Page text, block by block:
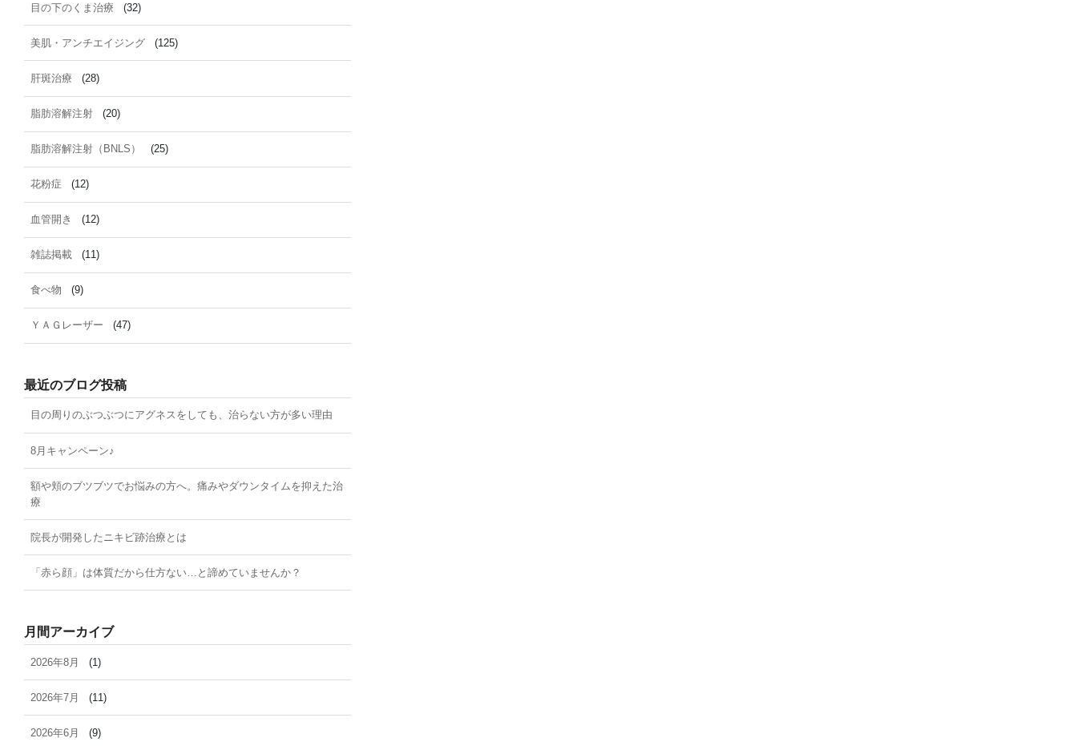
目の下のくま治療 (32)
美肌・アンチエイジング (125)
肝斑治療 (28)
脂肪溶解注射 (20)
脂肪溶解注射（BNLS） (25)
花粉症 (12)
血管開き (12)
雑誌掲載 (11)
食べ物 (9)
ＹＡＧレーザー (47)
最近のブログ投稿
目の周りのぶつぶつにアグネスをしても、治らない方が多い理由
8月キャンペーン♪
額や頬のブツブツでお悩みの方へ。痛みやダウンタイムを抑えた治
療
院長が開発したニキビ跡治療とは
「赤ら顔」は体質だから仕方ない…と諦めていませんか？
月間アーカイブ
2026年8月 (1)
2026年7月 (11)
2026年6月 (9)